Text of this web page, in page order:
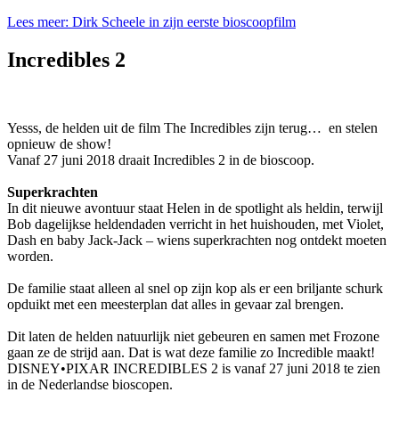
Lees meer: Dirk Scheele in zijn eerste bioscoopfilm
Incredibles 2
Yesss, de helden uit de film The Incredibles zijn terug… en stelen
opnieuw de show!
Vanaf 27 juni 2018 draait Incredibles 2 in de bioscoop.
Superkrachten
In dit nieuwe avontuur staat Helen in de spotlight als heldin, terwijl
Bob dagelijkse heldendaden verricht in het huishouden, met Violet,
Dash en baby Jack-Jack – wiens superkrachten nog ontdekt moeten
worden.
De familie staat alleen al snel op zijn kop als er een briljante schurk
opduikt met een meesterplan dat alles in gevaar zal brengen.
Dit laten de helden natuurlijk niet gebeuren en samen met Frozone
gaan ze de strijd aan. Dat is wat deze familie zo Incredible maakt!
DISNEY•PIXAR INCREDIBLES 2 is vanaf 27 juni 2018 te zien
in de Nederlandse bioscopen.